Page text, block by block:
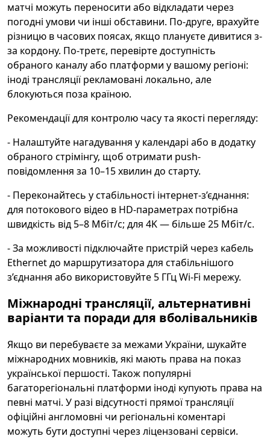
матчі можуть переносити або відкладати через
погодні умови чи інші обставини. По-друге, врахуйте
різницю в часових поясах, якщо плануєте дивитися з-
за кордону. По-третє, перевірте доступність
обраного каналу або платформи у вашому регіоні:
іноді трансляції рекламовані локально, але
блокуються поза країною.
Рекомендації для контролю часу та якості перегляду:
- Налаштуйте нагадування у календарі або в додатку
обраного стрімінгу, щоб отримати push-
повідомлення за 10–15 хвилин до старту.
- Переконайтесь у стабільності інтернет-з’єднання:
для потокового відео в HD-параметрах потрібна
швидкість від 5–8 Мбіт/с; для 4K — більше 25 Мбіт/с.
- За можливості підключайте пристрій через кабель
Ethernet до маршрутизатора для стабільнішого
з’єднання або використовуйте 5 ГГц Wi‑Fi мережу.
Міжнародні трансляції, альтернативні
варіанти та поради для вболівальників
Якщо ви перебуваєте за межами України, шукайте
міжнародних мовників, які мають права на показ
української першості. Також популярні
багаторегіональні платформи іноді купують права на
певні матчі. У разі відсутності прямої трансляції
офіційні англомовні чи регіональні коментарі
можуть бути доступні через ліцензовані сервіси.